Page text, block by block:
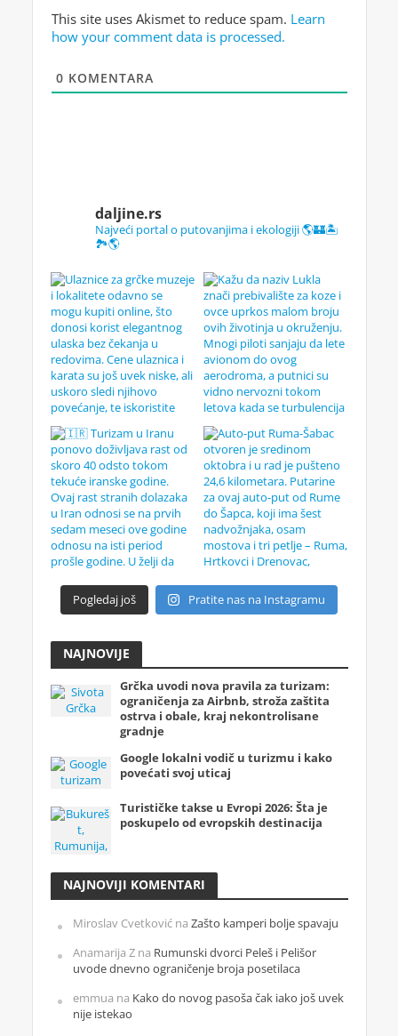
This site uses Akismet to reduce spam. Learn
how your comment data is processed.
0 KOMENTARA
daljine.rs
Najveći portal o putovanjima i ekologiji 🌎🏰🏝️
🏞️🌎
Pogledaj još Pratite nas na Instagramu
NAJNOVIJE
Grčka uvodi nova pravila za turizam:
ograničenja za Airbnb, stroža zaštita
ostrva i obale, kraj nekontrolisane
gradnje
Google lokalni vodič u turizmu i kako
povećati svoj uticaj
Turističke takse u Evropi 2026: Šta je
poskupelo od evropskih destinacija
NAJNOVIJI KOMENTARI
Miroslav Cvetkovićna Zašto kamperi bolje spavaju
Anamarija Zna Rumunski dvorci Peleš i Pelišor
uvode dnevno ograničenje broja posetilaca
emmua na Kako do novog pasoša čak iako još uvek
nije istekao